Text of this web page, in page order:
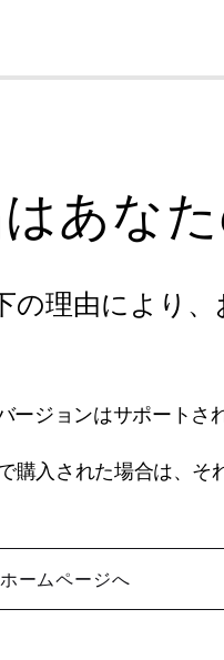
あな
の理由により
ージョンはサポートさ
購入された場合は、そ
ームページへ